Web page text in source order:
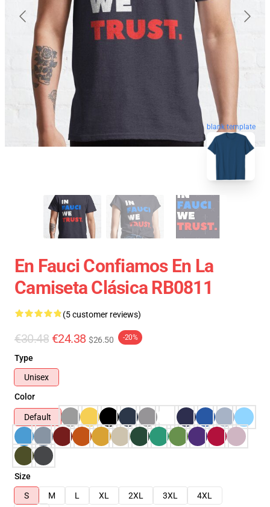
blank template
En Fauci Confiamos En La
Camiseta Clásica RB0811
(5 customer reviews)
€30.48 €24.38 $26.50 -20%
Type
Unisex
Color
Default
Size
S
M L XL 2XL 3XL
4XL